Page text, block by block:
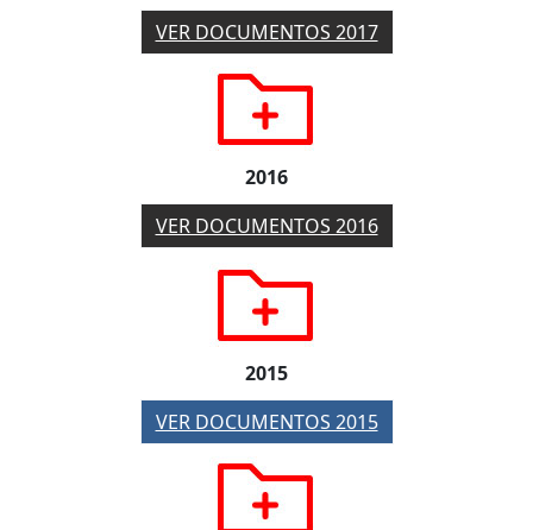
VER DOCUMENTOS 2017
2016
VER DOCUMENTOS 2016
2015
VER DOCUMENTOS 2015